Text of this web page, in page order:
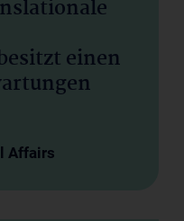
einen
Affairs